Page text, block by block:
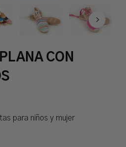
CON
para niños y mujer